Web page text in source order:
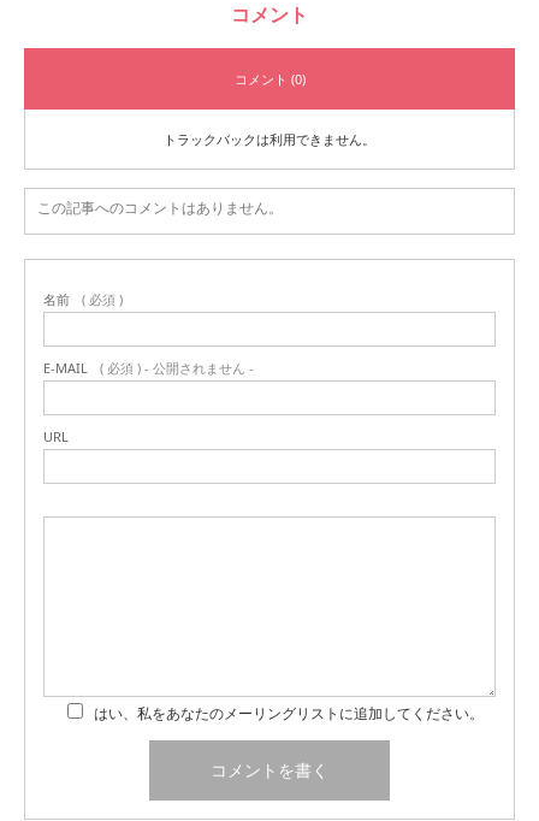
コメント
コメント (0)
トラックバックは利用できません。
この記事へのコメントはありません。
名前 ( 必須 )
E-MAIL ( 必須 ) - 公開されません -
URL
はい、私をあなたのメーリングリストに追加してください。